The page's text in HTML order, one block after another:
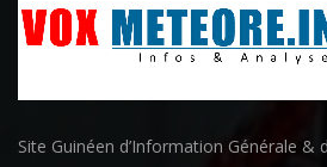
Site Guinéen d’Information Générale &